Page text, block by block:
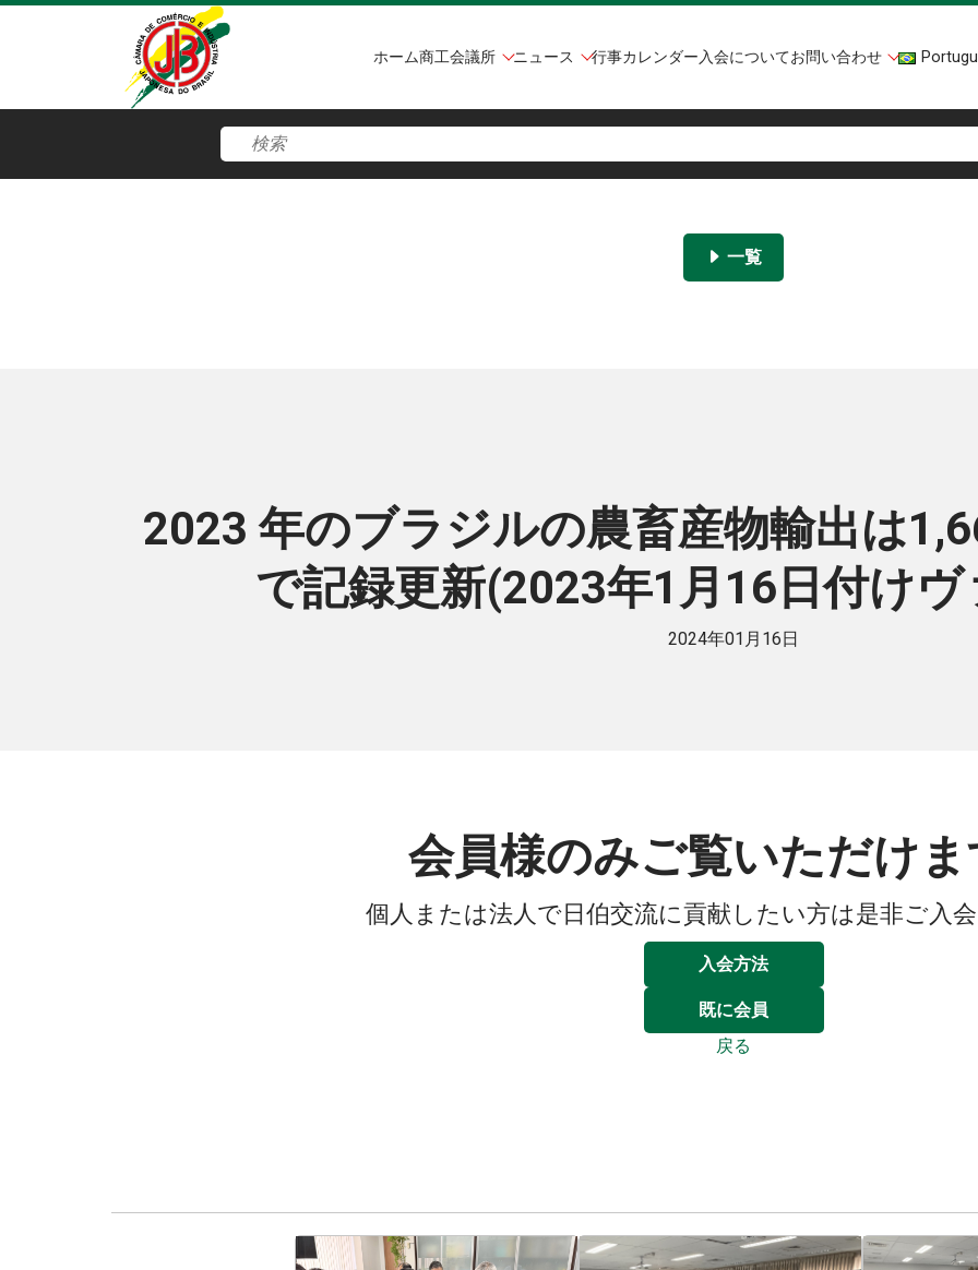
ホーム商工会議所 ニュース 行事カレンダー入会についてお問い合わせ
一覧
2023 年のブラジルの農畜産物輸出は
で記録更新(2023年1月16日付け
2024年01月16日
会員様のみご覧いただけ
個人または法人で日伯交流に貢献したい方は是非ご入
入会方法
既に会員
戻る